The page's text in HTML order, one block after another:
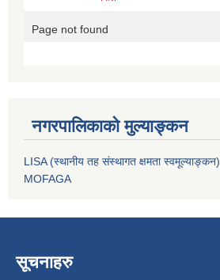
नगरपालिकाको मुल्याङ्कन
LISA (स्थानीय तह संस्थागत क्षमता स्वमूल्याङ्कन)
MOFAGA
सूचनाहरु